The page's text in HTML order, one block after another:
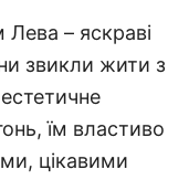
– яскраві
звикли жити з
їм властиво
цікавими